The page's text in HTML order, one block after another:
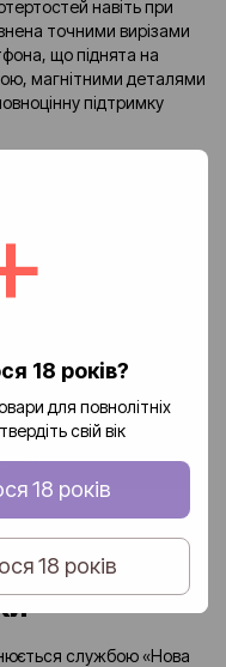
18 років?
для повнолітніх
свій вік
18 років
18 років
навіть при
точними вирізами
що піднята на
магнітними деталями
підтримку
Повернення
службою «Нова